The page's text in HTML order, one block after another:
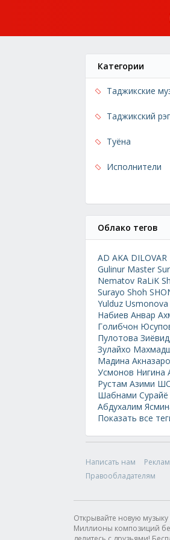
Категории
Таджикские
Таджикский
Туёна
Исполнители
Облако тегов
AD AKA DILOVAR
Gulinur Master
Nematov RaLiK
Surayo Shoh
Yulduz Usmonova
Набиев Анвар
Голибчон
Пулотова
Зулайхо
Мадина
Усмонов Нигина
Рустам Азими
Шабнами Сурайё
Абдухалим
Показать все
Написать нам
Правообладателям
Открывайте новую
Миллионы композиций